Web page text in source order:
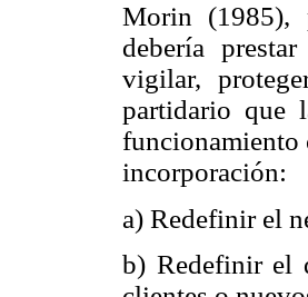
Morin (1985),
debería
vigilar,
partidario que
funcionamiento
incorporación:
a) Redefinir el
b) Redefinir el